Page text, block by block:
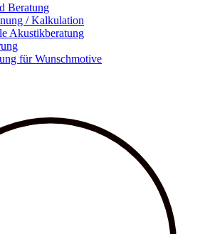
Beratung
/ Kalkulation
Akustikberatung
für Wunschmotive